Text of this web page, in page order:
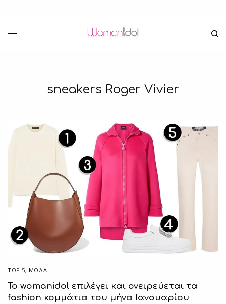
sneakers Roger Vivier
TOP 5, ΜΟΔΑ
Το womanidol επιλέγει και ονειρεύεται τα
fashion κομμάτια του μήνα Ιανουαρίου